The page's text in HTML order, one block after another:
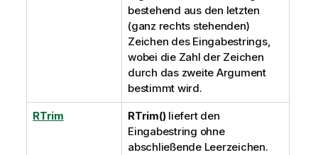
bestehend aus den letzten
(ganz rechts stehenden)
Zeichen des Eingabestrings,
wobei die Zahl der Zeichen
durch das zweite Argument
bestimmt wird.
RTrim RTrim()liefert den
Eingabestring ohne
abschließende Leerzeichen.